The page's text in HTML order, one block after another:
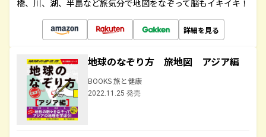
橋、川、湖、半島など旅気分で地図をなぞって脳もイキイキ！
詳細を見る
地球のなぞり方 旅地図 アジア編
BOOKS 旅と健康
2022.11.25 発売